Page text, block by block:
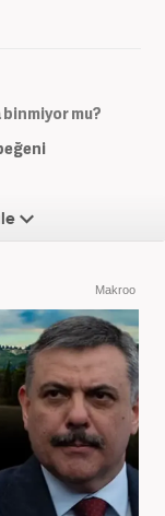
mu?
Makroo